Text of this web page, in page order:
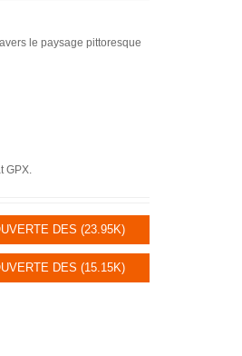
le paysage pittoresque
GPX.
DES (23.95K)
DES (15.15K)